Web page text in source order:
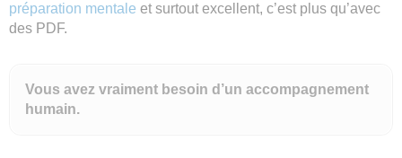
préparation mentale et surtout excellent, c’est plus qu’avec
des PDF.
Vous avez vraiment besoin d’un accompagnement
humain.